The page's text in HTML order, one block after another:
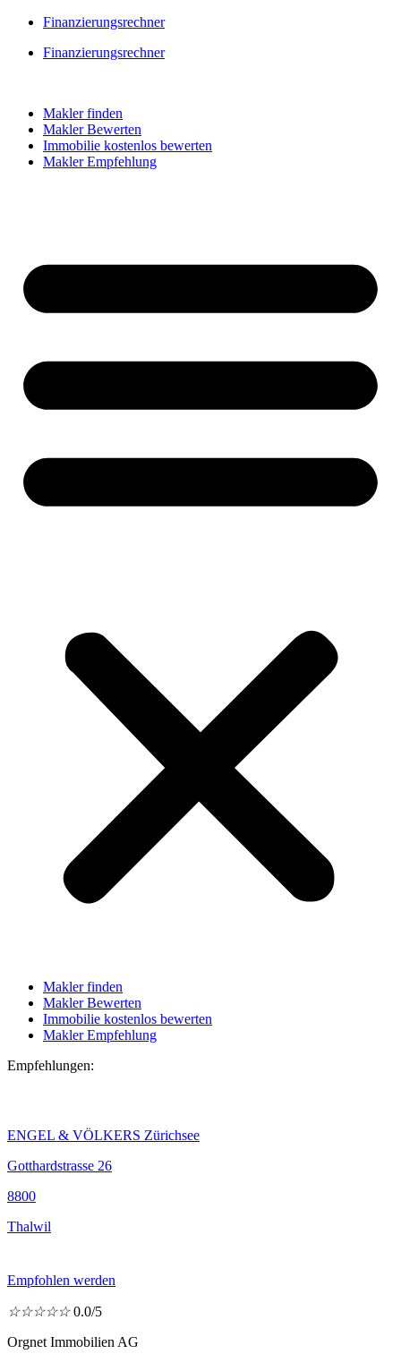
Skip
content
Finanzierungsrechner
Finanzierungsrechner
Makler finden
Makler Bewerten
Immobilie kostenlos bewerten
Makler Empfehlung
Makler finden
Makler Bewerten
Immobilie kostenlos bewerten
Makler Empfehlung
Empfehlungen:
ENGEL & VÖLKERS Zürichsee
Gotthardstrasse 26
8800
Thalwil
Empfohlen werden
☆☆☆☆☆ 0.0/5
Orgnet Immobilien AG